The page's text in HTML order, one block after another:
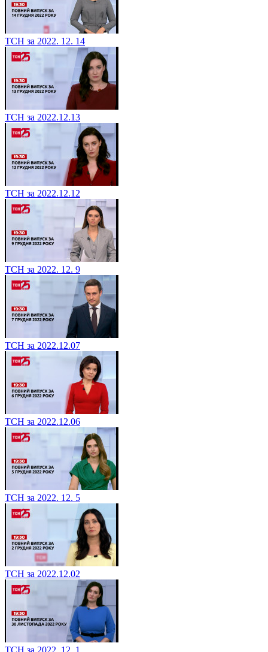
ТСН за 2022. 12. 14
ТСН за 2022.12.13
ТСН за 2022.12.12
ТСН за 2022. 12. 9
ТСН за 2022.12.07
ТСН за 2022.12.06
ТСН за 2022. 12. 5
ТСН за 2022.12.02
ТСН за 2022. 12. 1